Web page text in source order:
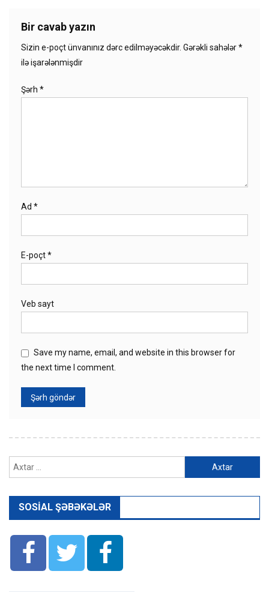
Bir cavab yazın
Sizin e-poçt ünvanınız dərc edilməyəcəkdir. Gərəkli sahələr*
ilə işarələnmişdir
Şərh *
Ad *
E-poçt*
Veb sayt
Save my name, email, and website in this browser for
the next time I comment.
SOSIAL ŞƏBƏKƏLƏR